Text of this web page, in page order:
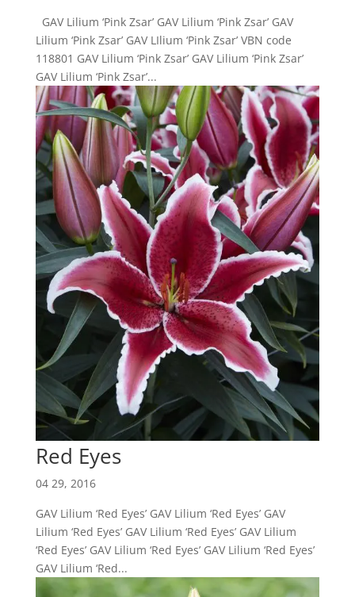
GAV Lilium ‘Pink Zsar’ GAV Lilium ‘Pink Zsar’ GAV
Lilium ‘Pink Zsar’ GAV LIlium ‘Pink Zsar’ VBN code
118801 GAV Lilium ‘Pink Zsar’ GAV Lilium ‘Pink Zsar’
GAV Lilium ‘Pink Zsar’...
Red Eyes
04 29, 2016
GAV Lilium ‘Red Eyes’ GAV Lilium ‘Red Eyes’ GAV
Lilium ‘Red Eyes’ GAV Lilium ‘Red Eyes’ GAV Lilium
‘Red Eyes’ GAV Lilium ‘Red Eyes’ GAV Lilium ‘Red Eyes’
GAV Lilium ‘Red...